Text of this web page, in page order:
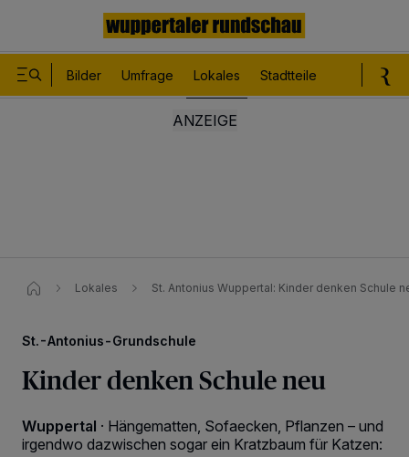
Bilder Umfrage Lokales Stadtteile
Lokales St. Antonius Wuppertal: Kinder denken Schule
St.-Antonius-Grundschule
Kinder denken Schule neu
Wuppertal · Hängematten, Sofaecken, Pflanzen – und
irgendwo dazwischen sogar ein Kratzbaum für Katzen: